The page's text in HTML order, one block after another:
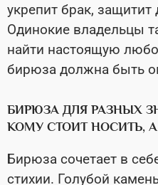
укрепит брак, защитит
Одинокие владельцы
найти настоящую
бирюза должна быть
БИРЮЗА ДЛЯ РАЗНЫХ
КОМУ СТОИТ НОСИТЬ,
Бирюза сочетает в
стихии. Голубой